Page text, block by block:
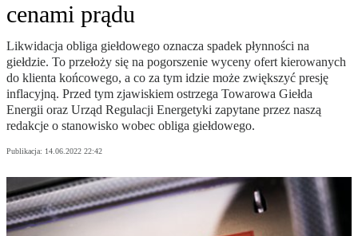
cenami prądu
Likwidacja obliga giełdowego oznacza spadek płynności na
giełdzie. To przełoży się na pogorszenie wyceny ofert kierowanych
do klienta końcowego, a co za tym idzie może zwiększyć presję
inflacyjną. Przed tym zjawiskiem ostrzega Towarowa Giełda
Energii oraz Urząd Regulacji Energetyki zapytane przez naszą
redakcje o stanowisko wobec obliga giełdowego.
Publikacja: 14.06.2022 22:42